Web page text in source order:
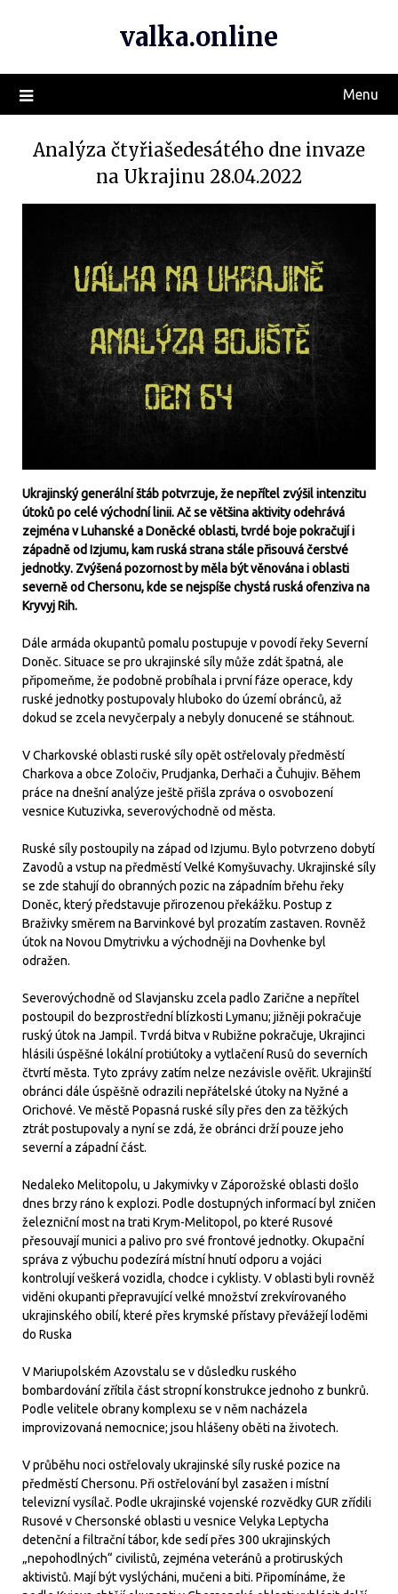
valka.online
Menu
Analýza čtyřiašedesátého dne invaze
na Ukrajinu 28.04.2022
Ukrajinský generální štáb potvrzuje, že nepřítel zvýšil intenzitu
útoků po celé východní linii. Ač se většina aktivity odehrává
zejména v Luhanské a Doněcké oblasti, tvrdé boje pokračují i
západně od Izjumu, kam ruská strana stále přisouvá čerstvé
jednotky. Zvýšená pozornost by měla být věnována i oblasti
severně od Chersonu, kde se nejspíše chystá ruská ofenziva na
Kryvyj Rih.
Dále armáda okupantů pomalu postupuje v povodí řeky Severní
Doněc. Situace se pro ukrajinské síly může zdát špatná, ale
připomeňme, že podobně probíhala i první fáze operace, kdy
ruské jednotky postupovaly hluboko do území obránců, až
dokud se zcela nevyčerpaly a nebyly donucené se stáhnout.
V Charkovské oblasti ruské síly opět ostřelovaly předměstí
Charkova a obce Zoločiv, Prudjanka, Derhači a Čuhujiv. Během
práce na dnešní analýze ještě přišla zpráva o osvobození
vesnice Kutuzivka, severovýchodně od města.
Ruské síly postoupily na západ od Izjumu. Bylo potvrzeno dobytí
Zavodů a vstup na předměstí Velké Komyšuvachy. Ukrajinské síly
se zde stahují do obranných pozic na západním břehu řeky
Doněc, který představuje přirozenou překážku. Postup z
Braživky směrem na Barvinkové byl prozatím zastaven. Rovněž
útok na Novou Dmytrivku a východněji na Dovhenke byl
odražen.
Severovýchodně od Slavjansku zcela padlo Zarične a nepřítel
postoupil do bezprostřední blízkosti Lymanu; jižněji pokračuje
ruský útok na Jampil. Tvrdá bitva v Rubižne pokračuje, Ukrajinci
hlásili úspěšné lokální protiútoky a vytlačení Rusů do severních
čtvrtí města. Tyto zprávy zatím nelze nezávisle ověřit. Ukrajinští
obránci dále úspěšně odrazili nepřátelské útoky na Nyžné a
Orichové. Ve městě Popasná ruské síly přes den za těžkých
ztrát postupovaly a nyní se zdá, že obránci drží pouze jeho
severní a západní část.
Nedaleko Melitopolu, u Jakymivky v Záporožské oblasti došlo
dnes brzy ráno k explozi. Podle dostupných informací byl zničen
železniční most na trati Krym-Melitopol, po které Rusové
přesouvají munici a palivo pro své frontové jednotky. Okupační
správa z výbuchu podezírá místní hnutí odporu a vojáci
kontrolují veškerá vozidla, chodce i cyklisty. V oblasti byli rovněž
viděni okupanti přepravující velké množství zrekvírovaného
ukrajinského obilí, které přes krymské přístavy převážejí loděmi
do Ruska
V Mariupolském Azovstalu se v důsledku ruského
bombardování zřítila část stropní konstrukce jednoho z bunkrů.
Podle velitele obrany komplexu se v něm nacházela
improvizovaná nemocnice; jsou hlášeny oběti na životech.
V průběhu noci ostřelovaly ukrajinské síly ruské pozice na
předměstí Chersonu. Při ostřelování byl zasažen i místní
televizní vysílač. Podle ukrajinské vojenské rozvědky GUR zřídili
Rusové v Chersonské oblasti u vesnice Velyka Leptycha
detenční a filtrační tábor, kde sedí přes 300 ukrajinských
„nepohodlných“ civilistů, zejména veteránů a protiruských
aktivistů. Mají být vyslýcháni, mučeni a biti. Připomínáme, že